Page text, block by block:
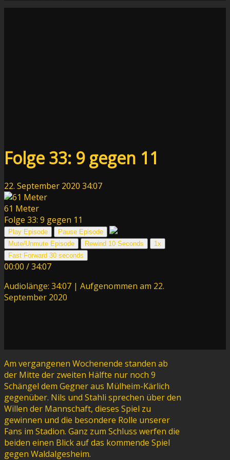
Folge 33: 9 gegen 11
22. September 2020 34:07
61 Meter
Folge 33: 9 gegen 11
Play Episode
Pause Episode
Mute/Unmute Episode
Rewind 10 Seconds
1x
Fast Forward 30 seconds
00:00 /34:07
Audiolänge: 34:07 | Aufgenommen am 22.
September 2020
Am vergangenen Wochenende standen ab
der Mitte der zweiten Hälfte nur noch 9
Schängel dem Gegner aus Mülheim-Kärlich
gegenüber. Nils und Stahli sprechen über den
Willen der Mannschaft, dieses Spiel zu
gewinnen und die besondere Rolle unserer
Fans im Stadion. Ganz zum Schluss werfen die
beiden einen Blick auf das kommende Spiel
gegen Waldalgesheim.